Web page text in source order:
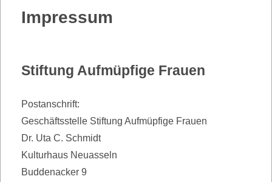
Impressum
Stiftung Aufmüpfige Frauen
Postanschrift:
Geschäftsstelle Stiftung Aufmüpfige Frauen
Dr. Uta C. Schmidt
Kulturhaus Neuasseln
Buddenacker 9